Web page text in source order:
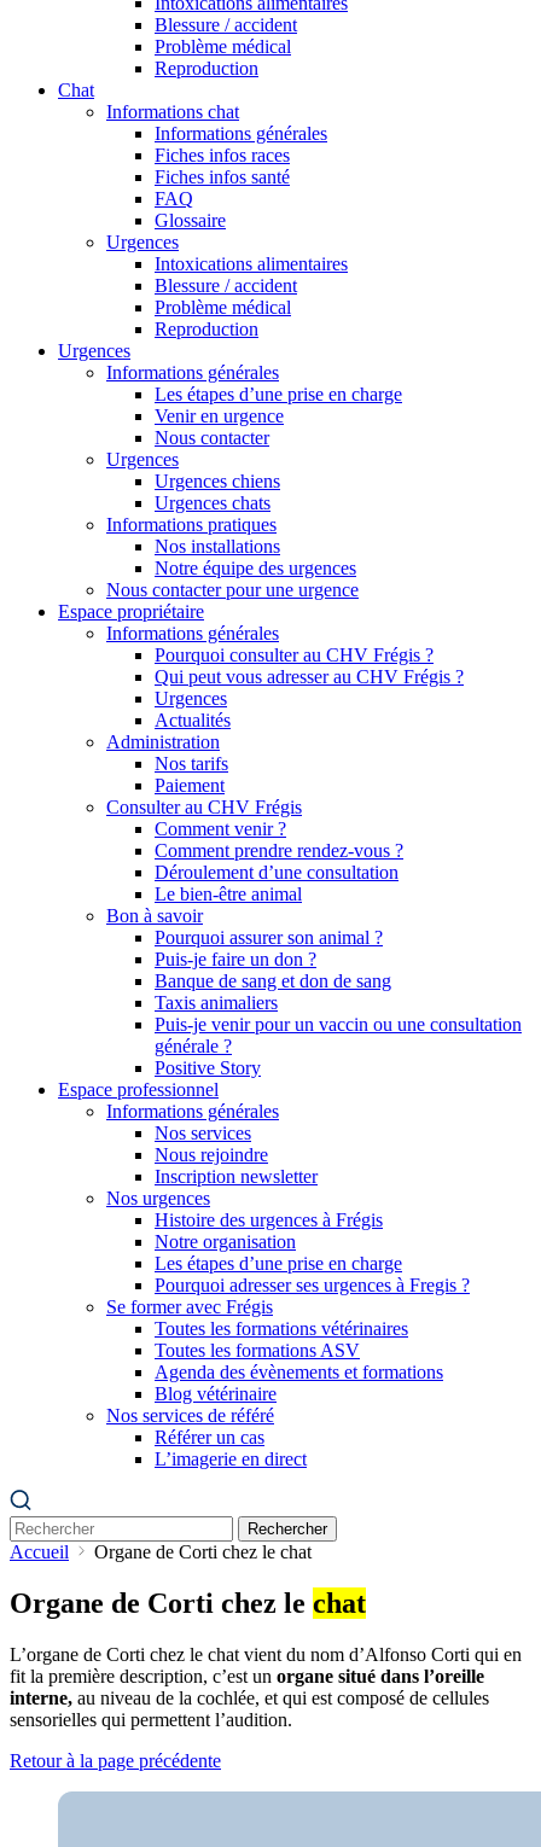
Blessure / accident
Problème médical
Reproduction
Chat
Informations chat
Informations générales
Fiches infos races
Fiches infos santé
FAQ
Glossaire
Urgences
Intoxications alimentaires
Blessure / accident
Problème médical
Reproduction
Urgences
Informations générales
Les étapes d’une prise en charge
Venir en urgence
Nous contacter
Urgences
Urgences chiens
Urgences chats
Informations pratiques
Nos installations
Notre équipe des urgences
Nous contacter pour une urgence
Espace propriétaire
Informations générales
Pourquoi consulter au CHV Frégis ?
Qui peut vous adresser au CHV Frégis ?
Urgences
Actualités
Administration
Nos tarifs
Paiement
Consulter au CHV Frégis
Comment venir ?
Comment prendre rendez-vous ?
Déroulement d’une consultation
Le bien-être animal
Bon à savoir
Pourquoi assurer son animal ?
Puis-je faire un don ?
Banque de sang et don de sang
Taxis animaliers
Puis-je venir pour un vaccin ou une consultation
générale ?
Positive Story
Espace professionnel
Informations générales
Nos services
Nous rejoindre
Inscription newsletter
Nos urgences
Histoire des urgences à Frégis
Notre organisation
Les étapes d’une prise en charge
Pourquoi adresser ses urgences à Fregis ?
Se former avec Frégis
Toutes les formations vétérinaires
Toutes les formations ASV
Agenda des évènements et formations
Blog vétérinaire
Nos services de référé
Référer un cas
L’imagerie en direct
Rechercher
Accueil Organe de Corti chez le chat
Organe de Corti chez le chat
L’organe de Corti chez le chat vient du nom d’Alfonso Corti qui en
fit la première description, c’est un organe situé dans l’oreille
interne, au niveau de la cochlée, et qui est composé de cellules
sensorielles qui permettent l’audition.
Retour à la page précédente